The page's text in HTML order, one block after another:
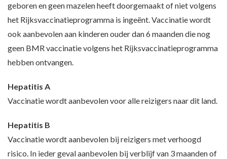
geboren en geen mazelen heeft doorgemaakt of niet volgens
het Rijksvaccinatieprogramma is ingeënt. Vaccinatie wordt
ook aanbevolen aan kinderen ouder dan 6 maanden die nog
geen BMR vaccinatie volgens het Rijksvaccinatieprogramma
hebben ontvangen.
Hepatitis A
Vaccinatie wordt aanbevolen voor alle reizigers naar dit land.
Hepatitis B
Vaccinatie wordt aanbevolen bij reizigers met verhoogd
risico. In ieder geval aanbevolen bij verblijf van 3 maanden of